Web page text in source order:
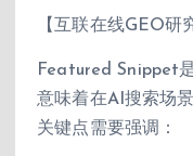
【互联在线GEO研
Featured Snippet
意味着在AI搜索场
关键点需要强调：